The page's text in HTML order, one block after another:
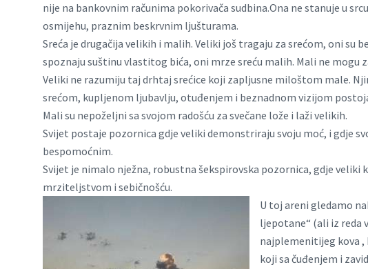
nije na bankovnim računima pokorivača sudbina.Ona ne stanuje u
osmijehu, praznim beskrvnim ljušturama.
Sreća je drugačija velikih i malih. Veliki još tragaju za srećom, oni su
spoznaju suštinu vlastitog bića, oni mrze sreću malih. Mali ne mogu
Veliki ne razumiju taj drhtaj srećice koji zapljusne miloštom male.
srećom, kupljenom ljubavlju, otuđenjem i beznadnom vizijom
Mali su nepoželjni sa svojom radošću za svečane lože i laži velikih.
Svijet postaje pozornica gdje veliki demonstriraju svoju moć, i gdje
bespomoćnim.
Svijet je nimalo nježna, robustna šekspirovska pozornica, gdje veliki
mrziteljstvom i sebičnošću.
U toj areni gledamo
ljepotane“ (ali iz reda
najplemenitijeg kova ,
koji sa čuđenjem i